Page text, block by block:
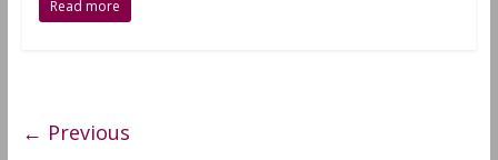
Read more
← Previous